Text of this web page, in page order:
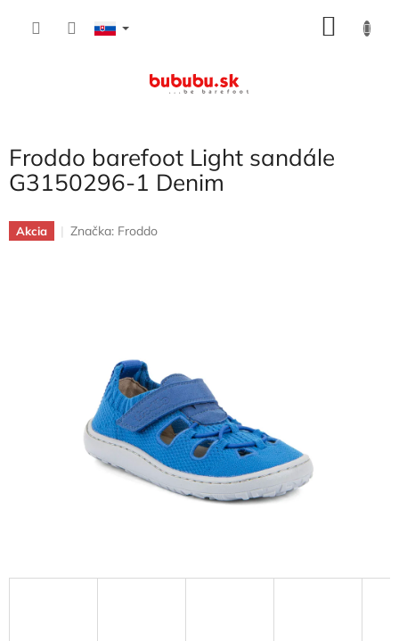
Froddo barefoot Light sandále
G3150296-1 Denim
Akcia Značka: Froddo